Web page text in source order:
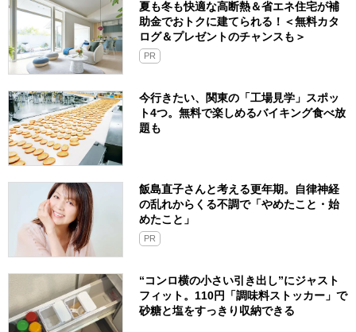
夏も冬も快適な高断熱＆省エネ住宅が補
助金でおトクに建てられる！＜無料カタ
ログ＆プレゼントのチャンスも＞
PR
今行きたい、関東の「工場見学」スポッ
ト4つ。無料で楽しめるバイキング食べ放
題も
飯島直子さんと考える更年期。自律神経
の乱れからくる不調で「やめたこと・始
めたこと」
PR
“コンロ横の小さい引き出し”にジャスト
フィット。110円「調味料ストッカー」で
砂糖と塩をすっきり収納できる